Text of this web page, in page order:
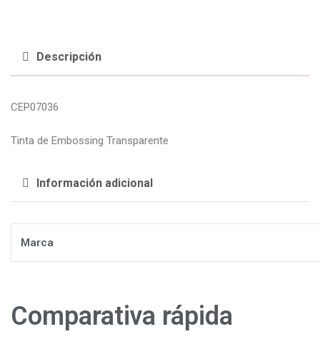
Descripción
CEP07036
Tinta de Embossing Transparente
Información adicional
Marca
Comparativa rápida